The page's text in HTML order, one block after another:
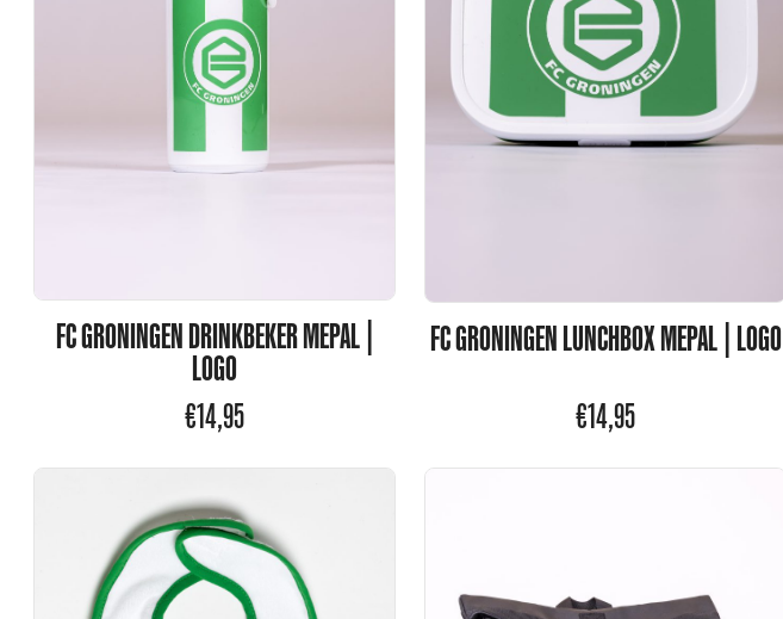
FC GRONINGEN DRINKBEKER MEPAL |
LOGO
€14,95
FC GRONINGEN LUNCHBOX MEPAL | LOGO
€14,95